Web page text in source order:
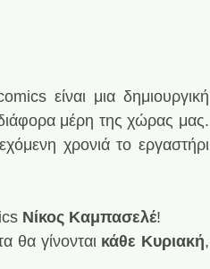
είναι μια δημιουργική
μέρη της χώρας μας.
χρονιά το εργαστήρι
Νίκος Καμπασελέ!
θα γίνονται κάθε Κυριακή,